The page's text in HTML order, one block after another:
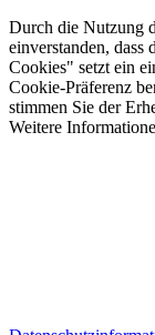
Durch die Nutzung
einverstanden,
Cookies" setzt ein
Cookie-Präferenz
stimmen Sie der
Weitere